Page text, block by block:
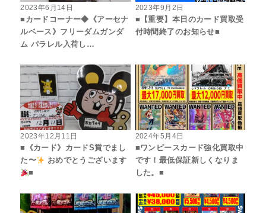
2023年6月14日
■カードコーナー◆《アーセナ
ルベース》フリーダムガンダ
ム パラレル入荷し…
2023年9月2日
■【重要】本日のカード買取受
付時間終了のお知らせ■
2023年12月11日
■《カード》カードS賞でまし
た〜
おめでとうございます
■
2024年5月4日
■ワンピースカード強化買取中
です！最低保証新しくなりま
した。■